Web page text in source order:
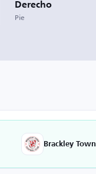
Derecho
Pie
Brackley Town